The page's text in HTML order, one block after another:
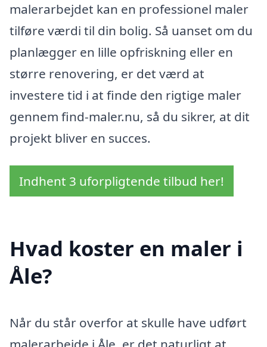
malerarbejdet kan en professionel maler
tilføre værdi til din bolig. Så uanset om du
planlægger en lille opfriskning eller en
større renovering, er det værd at
investere tid i at finde den rigtige maler
gennem find-maler.nu, så du sikrer, at dit
projekt bliver en succes.
Indhent 3 uforpligtende tilbud her!
Hvad koster en maler i
Åle?
Når du står overfor at skulle have udført